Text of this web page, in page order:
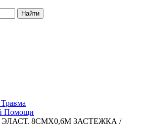
Найти
Помощи
8СМХ0,6М ЗАСТЕЖКА /